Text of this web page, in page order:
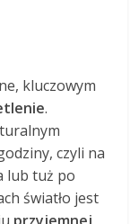
kluczowym
.
czyli na
lub tuż po
światło jest